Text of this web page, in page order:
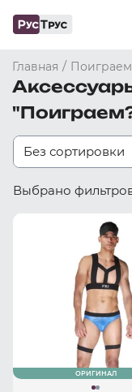
Главная /
Без сортировки
Выбрано
ОРИГИНАЛ